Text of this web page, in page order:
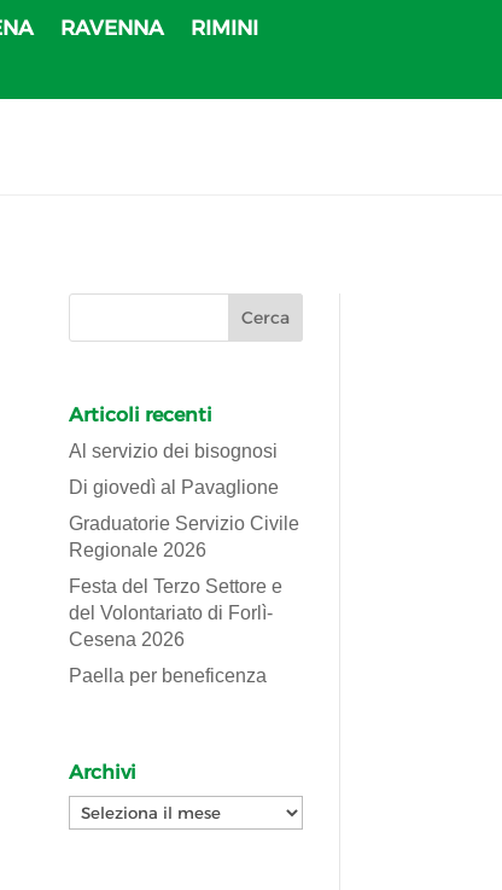
RAVENNA RIMINI
Articoli recenti
Al servizio dei bisognosi
Di giovedì al Pavaglione
Graduatorie Servizio Civile
Regionale 2026
Festa del Terzo Settore e
del Volontariato di Forlì-
Cesena 2026
Paella per beneficenza
Archivi
Archivi